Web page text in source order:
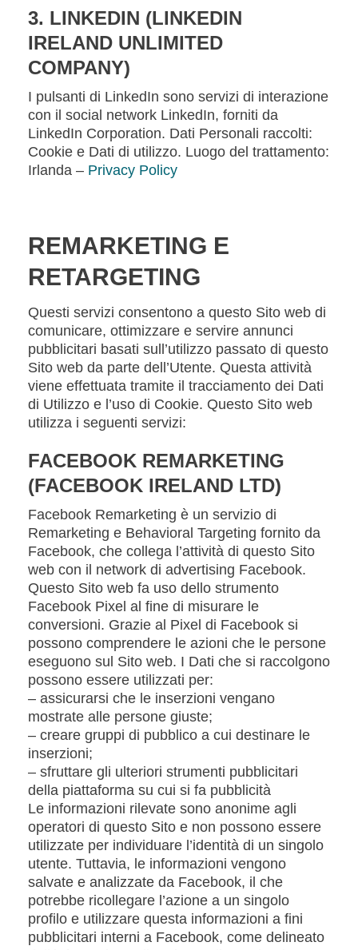
3. LINKEDIN (LINKEDIN
IRELAND UNLIMITED
COMPANY)
I pulsanti di LinkedIn sono servizi di interazione
con il social network LinkedIn, forniti da
LinkedIn Corporation. Dati Personali raccolti:
Cookie e Dati di utilizzo. Luogo del trattamento:
Irlanda – Privacy Policy
REMARKETING E
RETARGETING
Questi servizi consentono a questo Sito web di
comunicare, ottimizzare e servire annunci
pubblicitari basati sull’utilizzo passato di questo
Sito web da parte dell’Utente. Questa attività
viene effettuata tramite il tracciamento dei Dati
di Utilizzo e l’uso di Cookie. Questo Sito web
utilizza i seguenti servizi:
FACEBOOK REMARKETING
(FACEBOOK IRELAND LTD)
Facebook Remarketing è un servizio di
Remarketing e Behavioral Targeting fornito da
Facebook, che collega l’attività di questo Sito
web con il network di advertising Facebook.
Questo Sito web fa uso dello strumento
Facebook Pixel al fine di misurare le
conversioni. Grazie al Pixel di Facebook si
possono comprendere le azioni che le persone
eseguono sul Sito web. I Dati che si raccolgono
possono essere utilizzati per:
– assicurarsi che le inserzioni vengano
mostrate alle persone giuste;
– creare gruppi di pubblico a cui destinare le
inserzioni;
– sfruttare gli ulteriori strumenti pubblicitari
della piattaforma su cui si fa pubblicità
Le informazioni rilevate sono anonime agli
operatori di questo Sito e non possono essere
utilizzate per individuare l’identità di un singolo
utente. Tuttavia, le informazioni vengono
salvate e analizzate da Facebook, il che
potrebbe ricollegare l’azione a un singolo
profilo e utilizzare questa informazioni a fini
pubblicitari interni a Facebook, come delineato